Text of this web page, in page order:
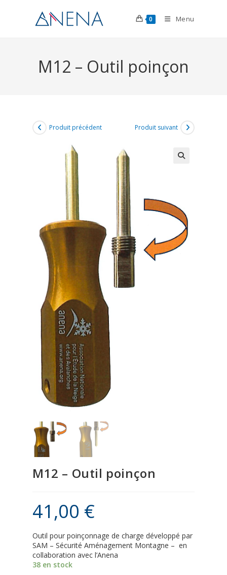
0 Menu
M12 – Outil poinçon
Produit précédent Produit suivant
M12 – Outil poinçon
41,00 €
Outil pour poinçonnage de charge développé par
SAM – Sécurité Aménagement Montagne – en
collaboration avec l’Anena
38 en stock